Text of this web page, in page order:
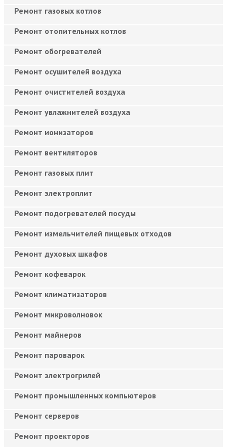
Ремонт газовых котлов
Ремонт отопительных котлов
Ремонт обогревателей
Ремонт осушителей воздуха
Ремонт очистителей воздуха
Ремонт увлажнителей воздуха
Ремонт ионизаторов
Ремонт вентиляторов
Ремонт газовых плит
Ремонт электроплит
Ремонт подогревателей посуды
Ремонт измельчителей пищевых отходов
Ремонт духовых шкафов
Ремонт кофеварок
Ремонт климатизаторов
Ремонт микроволновок
Ремонт майнеров
Ремонт пароварок
Ремонт электрогрилей
Ремонт промышленных компьютеров
Ремонт серверов
Ремонт проекторов